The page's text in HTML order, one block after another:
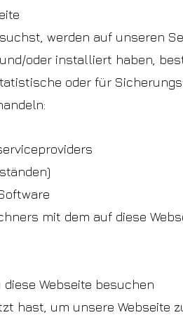
werden auf unseren
oder installiert haben,
oder für
mit dem auf diese
diese Webseite besuchen
hast, um unsere Webseite